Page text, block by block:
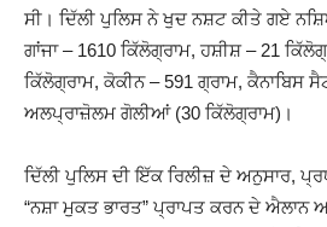
ਸੀ। ਦਿੱਲੀ ਪੁਲਿਸ ਨੇ ਖੁਦ ਨਸ਼ਟ ਕੀਤੇ ਗਏ
ਗਾਂਜਾ– 1610 ਕਿੱਲੋਗ੍ਰਾਮ, ਹਸ਼ੀਸ਼– 21
ਕਿੱਲੋਗ੍ਰਾਮ, ਕੋਕੀਨ– 591 ਗ੍ਰਾਮ, ਕੈਨਾਬਿਸ
ਅਲਪ੍ਰਾਜ਼ੋਲਮ ਗੋਲੀਆਂ(30 ਕਿੱਲੋਗ੍ਰਾਮ) ।
ਦਿੱਲੀ ਪੁਲਿਸ ਦੀ ਇੱਕ ਰਿਲੀਜ਼ ਦੇ ਅਨੁਸਾਰ,
“ਨਸ਼ਾ ਮੁਕਤ ਭਾਰਤ” ਪ੍ਰਾਪਤ ਕਰਨ ਦੇ ਐਲਾਨ